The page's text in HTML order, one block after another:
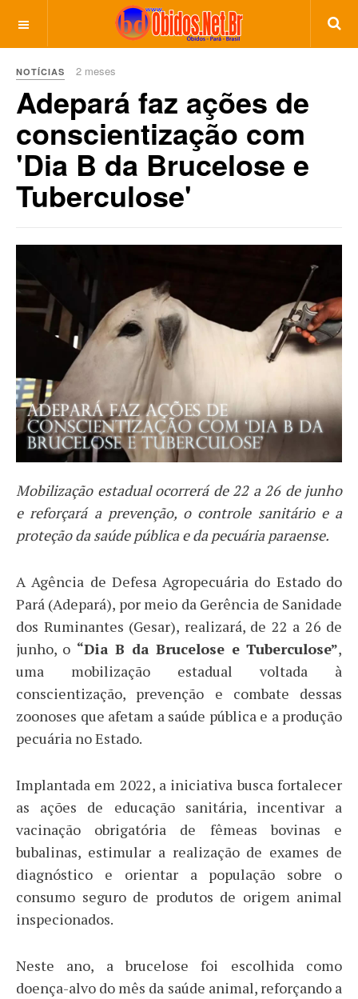
NOTÍCIAS 2 meses
Adepará faz ações de
conscientização com
'Dia B da Brucelose e
Tuberculose'
Mobilização estadual ocorrerá de 22 a 26 de junho
e reforçará a prevenção, o controle sanitário e a
proteção da saúde pública e da pecuária paraense.
A Agência de Defesa Agropecuária do Estado do
Pará (Adepará), por meio da Gerência de Sanidade
dos Ruminantes (Gesar), realizará, de 22 a 26 de
junho, o “Dia B da Brucelose e Tuberculose”,
uma mobilização estadual voltada à
conscientização, prevenção e combate dessas
zoonoses que afetam a saúde pública e a produção
pecuária no Estado.
Implantada em 2022, a iniciativa busca fortalecer
as ações de educação sanitária, incentivar a
vacinação obrigatória de fêmeas bovinas e
bubalinas, estimular a realização de exames de
diagnóstico e orientar a população sobre o
consumo seguro de produtos de origem animal
inspecionados.
Neste ano, a brucelose foi escolhida como
doença-alvo do mês da saúde animal, reforçando a